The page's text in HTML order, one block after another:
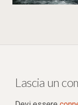
Lascia un